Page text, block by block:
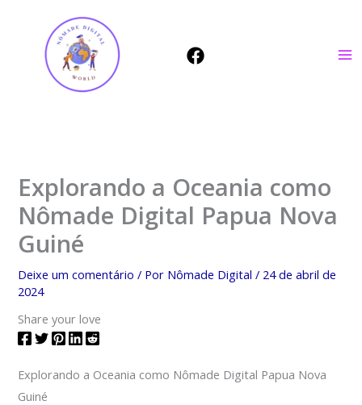
conteúdo
Explorando a Oceania como
Nômade Digital Papua Nova
Guiné
Deixe um comentário / Por Nômade Digital/ 24 de abril de
2024
Share your love
Explorando a Oceania como Nômade Digital Papua Nova
Guiné